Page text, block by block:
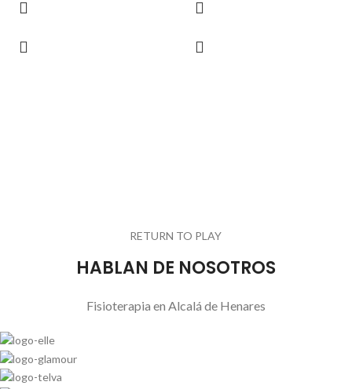
RETURN TO PLAY
HABLAN DE NOSOTROS
Fisioterapia en Alcalá de Henares